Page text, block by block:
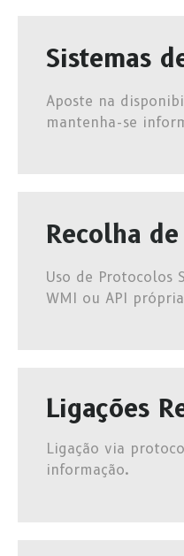
Sistemas
Aposte na
mantenha-se
Recolha
Uso de Protocolos
WMI ou API
Ligações
Ligação via
informação.